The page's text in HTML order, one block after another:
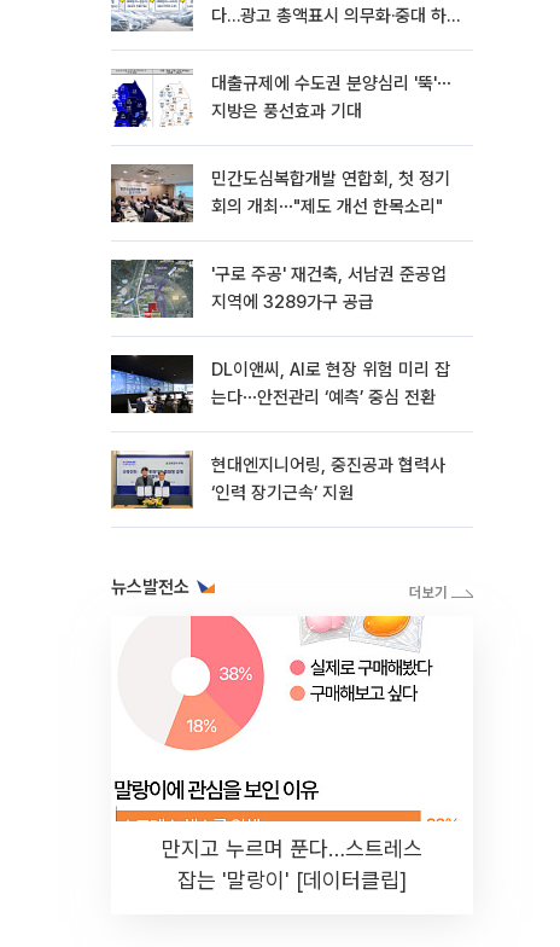
다…광고 총액표시 의무화·중대 하
대출규제에 수도권 분양심리 '뚝'⋯
지방은 풍선효과 기대
민간도심복합개발 연합회, 첫 정기
회의 개최⋯"제도 개선 한목소리"
'구로 주공' 재건축, 서남권 준공업
지역에 3289가구 공급
DL이앤씨, AI로 현장 위험 미리 잡
는다⋯안전관리 ‘예측’ 중심 전환
현대엔지니어링, 중진공과 협력사
‘인력 장기근속’ 지원
뉴스발전소
만지고 누르며 푼다…스트레스
잡는 '말랑이' [데이터클립]